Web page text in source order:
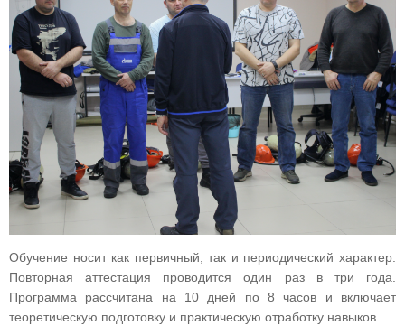
Обучение носит как первичный, так и периодический характер.
Повторная аттестация проводится один раз в три года.
Программа рассчитана на 10 дней по 8 часов и включает
теоретическую подготовку и практическую отработку навыков.